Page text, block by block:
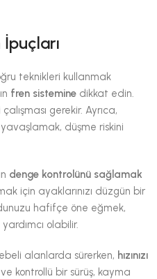
teknikleri kullanmak
fren sistemine dikkat edin.
gerekir. Ayrıca,
düşme riskini
denge kontrolünü sağlamak
için ayaklarınızı düzgün bir
hafifçe öne eğmek,
olabilir.
alanlarda sürerken, hızınızı
kontrollü bir sürüş, kayma